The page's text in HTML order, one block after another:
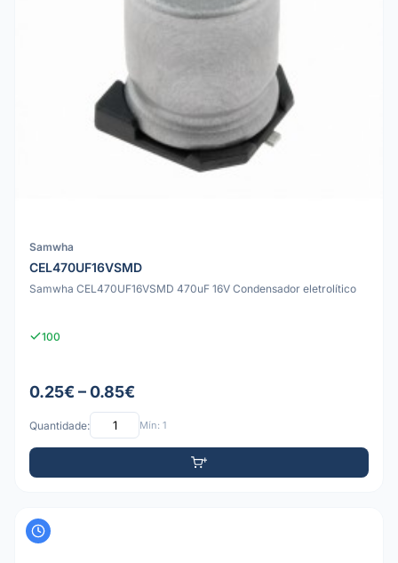
Samwha
CEL470UF16VSMD
Samwha CEL470UF16VSMD 470uF 16V Condensador eletrolítico
100
0.25€ – 0.85€
Quantidade: Mín: 1